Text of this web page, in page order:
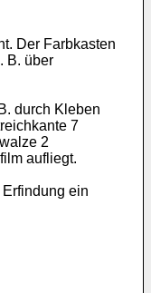
Der Farbkasten
B. über
durch Kleben
7
2
aufliegt.
ein